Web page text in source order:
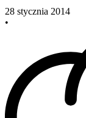
28 stycznia 2014
•